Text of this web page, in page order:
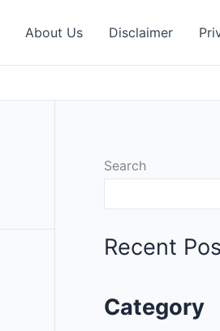
About Us Disclaimer
Search
Recent
Category